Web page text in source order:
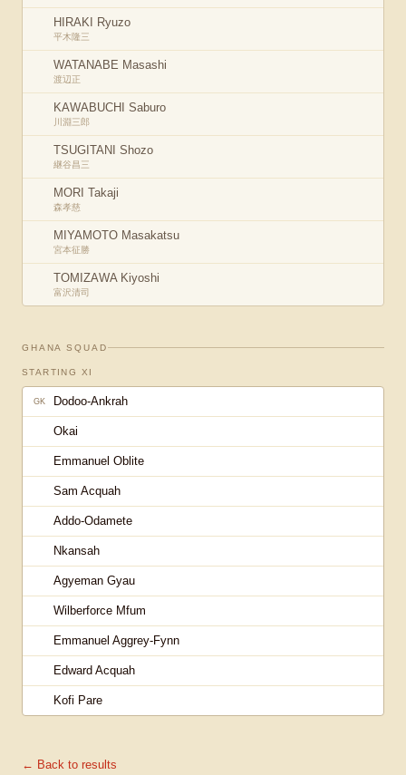
HIRAKI Ryuzo
平木隆三
WATANABE Masashi
渡辺正
KAWABUCHI Saburo
川淵三郎
TSUGITANI Shozo
継谷昌三
MORI Takaji
森孝慈
MIYAMOTO Masakatsu
宮本征勝
TOMIZAWA Kiyoshi
富沢清司
GHANA SQUAD
STARTING XI
GK Dodoo-Ankrah
Okai
Emmanuel Oblite
Sam Acquah
Addo-Odamete
Nkansah
Agyeman Gyau
Wilberforce Mfum
Emmanuel Aggrey-Fynn
Edward Acquah
Kofi Pare
← Back to results